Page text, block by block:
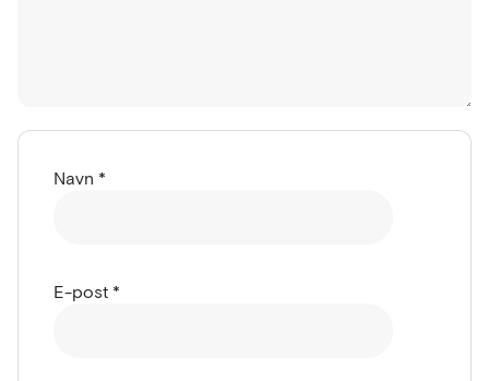
Navn *
E-post *